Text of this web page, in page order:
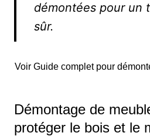
démontées pour un
sûr.
Voir Guide complet pour
Démontage de
protéger le bois et le